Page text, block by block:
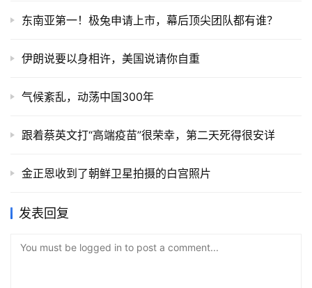
东南亚第一！极兔申请上市，幕后顶尖团队都有谁？
伊朗说要以身相许，美国说请你自重
气候紊乱，动荡中国300年
跟着蔡英文打“高端疫苗”很荣幸，第二天死得很安详
金正恩收到了朝鲜卫星拍摄的白宫照片
发表回复
You must be logged in to post a comment...